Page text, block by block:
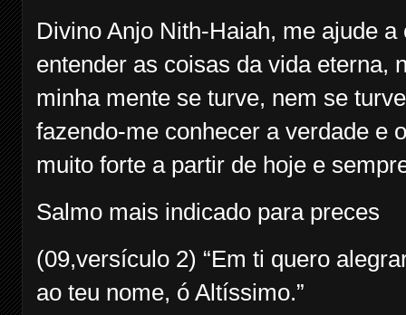
Divino Anjo Nith-Haiah, me ajude
entender as coisas da vida eterna,
minha mente se turve, nem se
fazendo-me conhecer a verdade e
muito forte a partir de hoje e
Salmo mais indicado para preces
(09,versículo 2) “Em ti quero
ao teu nome, ó Altíssimo.”